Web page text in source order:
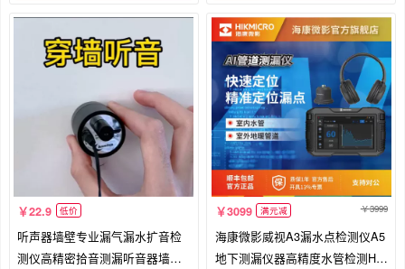
22.9 低价
听声器墙壁专业漏气漏水扩音检
测仪高精密拾音测漏听音器墙体
3099 满元减 3999
海康微影威视A3漏水点检测仪A5
地下测漏仪器高精度水管检测H1